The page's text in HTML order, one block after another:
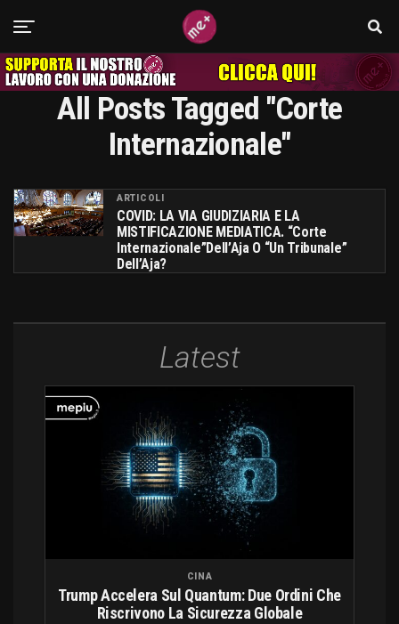
All Posts Tagged "corte
Internazionale"
ARTICOLI
COVID: LA VIA GIUDIZIARIA E LA
MISTIFICAZIONE MEDIATICA. “Corte
Internazionale”dell’Aja O “un Tribunale”
Dell’Aja?
Latest
CINA
Trump Accelera Sul Quantum: Due Ordini Che
Riscrivono La Sicurezza Globale